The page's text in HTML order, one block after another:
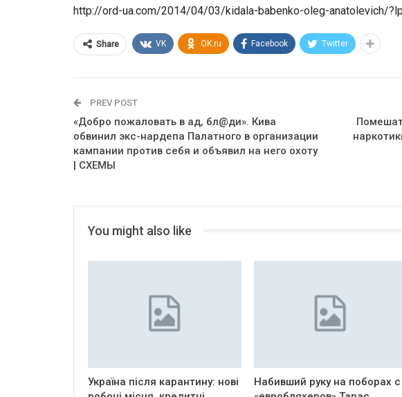
http://ord-ua.com/2014/04/03/kidala-babenko-oleg-anatolevich/
Share VK OK.ru Facebook Twitter
PREV POST
«Добро пожаловать в ад, бл@ди». Кива
обвинил экс-нардепа Палатного в организации
кампании против себя и объявил на него охоту
| СХЕМЫ
You might also like
Україна після карантину: нові
Набивший руку на поборах с